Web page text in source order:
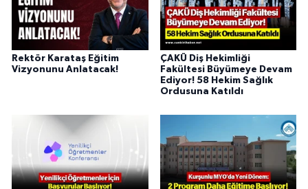
Rektör Karataş Eğitim
Vizyonunu Anlatacak!
ÇAKÜ Diş Hekimliği
Fakültesi Büyümeye Devam
Ediyor! 58 Hekim Sağlık
Ordusuna Katıldı